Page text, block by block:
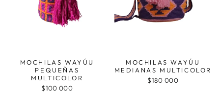
MOCHILAS WAYÚU
PEQUEÑAS
MULTICOLOR
$100 000
MOCHILAS WAYÚU
MEDIANAS MULTICOLOR
$180 000